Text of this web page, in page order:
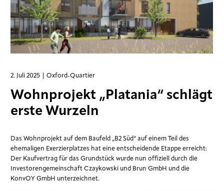
2. Juli 2025 | Oxford-Quartier
Wohnprojekt „Platania“ schlägt
erste Wurzeln
Das Wohnprojekt auf dem Baufeld „B2 Süd“ auf einem Teil des
ehemaligen Exerzierplatzes hat eine entscheidende Etappe erreicht:
Der Kaufvertrag für das Grundstück wurde nun offiziell durch die
Investorengemeinschaft Czaykowski und Brun GmbH und die
KonvOY GmbH unterzeichnet.